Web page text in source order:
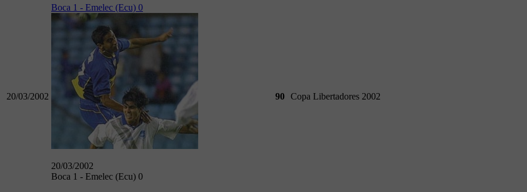
20/03/2002
Boca 1 - Emelec (Ecu) 0
20/03/2002
Boca 1 - Emelec (Ecu) 0
90 Copa Libertadores 2002